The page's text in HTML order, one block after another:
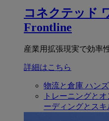
コネクテッド
Frontline
産業用拡張現実で効率
詳細はこちら
物流と倉庫 ハン
トレーニングと
ーディングとス